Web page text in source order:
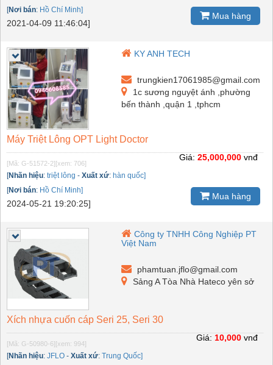
[Nơi bán: Hồ Chí Minh]
2021-04-09 11:46:04]
Mua hàng
KY ANH TECH
trungkien17061985@gmail.com
1c sương nguyệt ánh ,phường
bến thành ,quận 1 ,tphcm
Máy Triệt Lông OPT Light Doctor
[Mã: G-51572-2][xem: 706]
[Nhãn hiệu: triệt lông - Xuất xứ: hàn quốc]
[Nơi bán: Hồ Chí Minh]
2024-05-21 19:20:25]
Giá: 25,000,000 vnđ
Mua hàng
Công ty TNHH Công Nghiệp PT
Việt Nam
phamtuan.jflo@gmail.com
Sảng A Tòa Nhà Hateco yên sở
Xích nhựa cuốn cáp Seri 25, Seri 30
[Mã: G-50980-6][xem: 994]
[Nhãn hiệu: JFLO - Xuất xứ: Trung Quốc]
Giá: 10,000 vnđ